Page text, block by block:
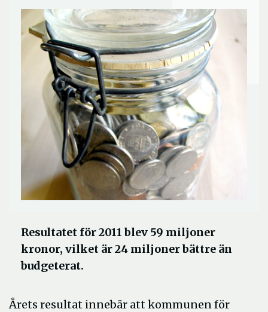
Resultatet för 2011 blev 59 miljoner
kronor, vilket är 24 miljoner bättre än
budgeterat.
Årets resultat innebär att kommunen för